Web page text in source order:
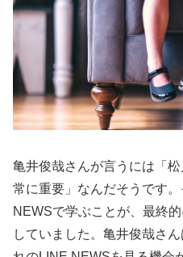
亀井俊哉さんが言うには「
常に重要」なんだそうです
NEWSで学ぶことが、最終
していました。亀井俊哉さ